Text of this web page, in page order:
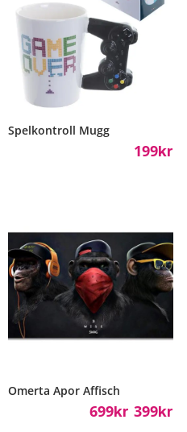
Spelkontroll Mugg
199Kr
Omerta Apor Affisch
399Kr
699Kr